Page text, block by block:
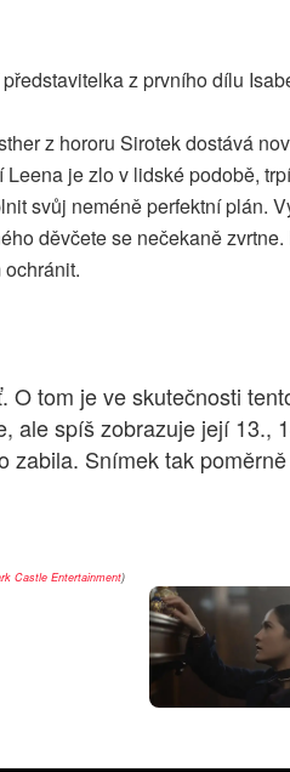
z prvního dílu
z hororu Sirotek dostává
je zlo v lidské podobě,
svůj neméně perfektní plán.
děvčete se nečekaně
O tom je ve skutečnosti
ale spíš zobrazuje její
zabila. Snímek tak
Castle Entertainment)